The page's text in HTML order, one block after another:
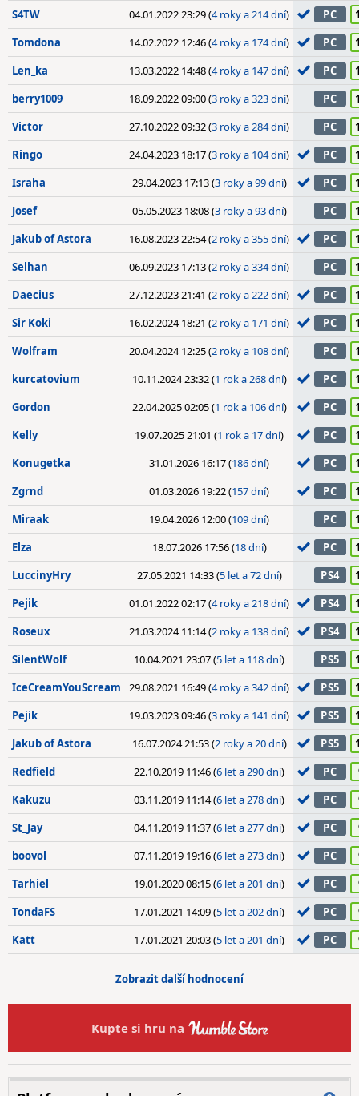
S4TW 04.01.2022 23:29 (4 roky a 214 dní) PC
Tomdona 14.02.2022 12:46 (4 roky a 174 dní) PC
Len_ka 13.03.2022 14:48 (4 roky a 147 dní) PC
berry1009 18.09.2022 09:00 (3 roky a 323 dní) PC
Victor 27.10.2022 09:32 (3 roky a 284 dní) PC
Ringo 24.04.2023 18:17 (3 roky a 104 dní) PC
Israha 29.04.2023 17:13 (3 roky a 99 dní) PC
Josef 05.05.2023 18:08 (3 roky a 93 dní) PC
Jakub of Astora 16.08.2023 22:54 (2 roky a 355 dní) PC
Selhan 06.09.2023 17:13 (2 roky a 334 dní) PC
Daecius 27.12.2023 21:41 (2 roky a 222 dní) PC
Sir Koki 16.02.2024 18:21 (2 roky a 171 dní) PC
Wolfram 20.04.2024 12:25 (2 roky a 108 dní) PC
kurcatovium 10.11.2024 23:32 (1 rok a 268 dní) PC
Gordon 22.04.2025 02:05 (1 rok a 106 dní) PC
Kelly 19.07.2025 21:01 (1 rok a 17 dní) PC
Konugetka 31.01.2026 16:17 (186 dní) PC
Zgrnd 01.03.2026 19:22 (157 dní) PC
Miraak 19.04.2026 12:00 (109 dní) PC
Elza 18.07.2026 17:56 (18 dní) PC
LuccinyHry 27.05.2021 14:33 (5 let a 72 dní) PS4
Pejik 01.01.2022 02:17 (4 roky a 218 dní) PS4
Roseux 21.03.2024 11:14 (2 roky a 138 dní) PS4
SilentWolf 10.04.2021 23:07 (5 let a 118 dní) PS5
IceCreamYouScream 29.08.2021 16:49 (4 roky a 342 dní) PS5
Pejik 19.03.2023 09:46 (3 roky a 141 dní) PS5
Jakub of Astora 16.07.2024 21:53 (2 roky a 20 dní) PS5
Redfield 22.10.2019 11:46 (6 let a 290 dní) PC
Kakuzu 03.11.2019 11:14 (6 let a 278 dní) PC
St_Jay 04.11.2019 11:37 (6 let a 277 dní) PC
boovol 07.11.2019 19:16 (6 let a 273 dní) PC
Tarhiel 19.01.2020 08:15 (6 let a 201 dní) PC
TondaFS 17.01.2021 14:09 (5 let a 202 dní) PC
Katt 17.01.2021 20:03 (5 let a 201 dní) PC
Zobrazit další hodnocení
Kupte si hru na